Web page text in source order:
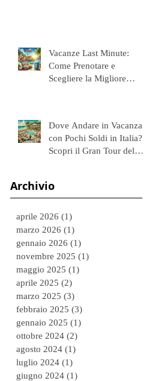
Vacanze Last Minute:
Come Prenotare e
Scegliere la Migliore
Dove Andare in Vacanza
con Pochi Soldi in Italia?
Scopri il Gran Tour del
Archivio
aprile 2026 (1)
marzo 2026 (1)
gennaio 2026 (1)
novembre 2025 (1)
maggio 2025 (1)
aprile 2025 (2)
marzo 2025 (3)
febbraio 2025 (3)
gennaio 2025 (1)
ottobre 2024 (2)
agosto 2024 (1)
luglio 2024 (1)
giugno 2024 (1)